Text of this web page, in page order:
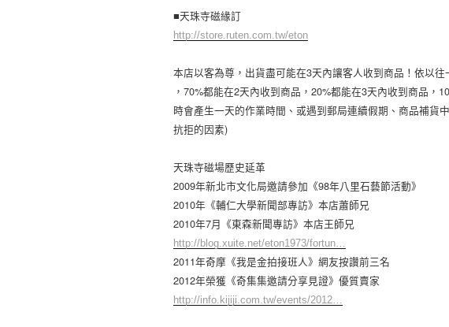
■天珠寺磁緣訂
http://store.ruten.com.tw/eton
本店以客為尊，出貨盡可能在3天內讓客人收到商品！依以
，70%都能在2天內收到商品，20%都能在3天內收到商品，
時會產生一天的作業時間、或遇到郵局連續假期、商品補貨
抗拒的因素)
天珠寺磁場歷史延革
2009年新北市文化局邀請參加《98年八里石藝節活動》
2010年《輔仁大學新聞部專訪》本店蕭師兄
2010年7月《東森新聞專訪》本店王師兄
http://blog.xuite.net/eton1973/fortun…
2011年奇摩《我是金拍接班人》網友按讚前三名
2012年榮獲《奇集集邀請分享見證》優質賣家
http://info.kijiji.com.tw/events/2012…